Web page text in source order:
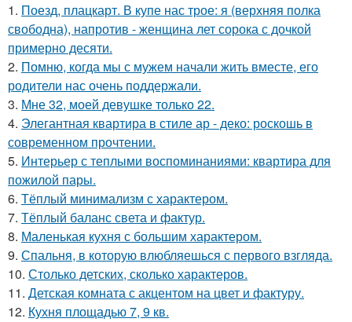
1. Поезд, плацкарт. В купе нас трое: я (верхняя полка
свободна), напротив - женщина лет сорока с дочкой
примерно десяти.
2. Помню, когда мы с мужем начали жить вместе, его
родители нас очень поддержали.
3. Мне 32, моей девушке только 22.
4. Элегантная квартира в стиле ар - деко: роскошь в
современном прочтении.
5. Интерьер с теплыми воспоминаниями: квартира для
пожилой пары.
6. Тёплый минимализм с характером.
7. Тёплый баланс света и фактур.
8. Маленькая кухня с большим характером.
9. Спальня, в которую влюбляешься с первого взгляда.
10. Столько детских, сколько характеров.
11. Детская комната с акцентом на цвет и фактуру.
12. Кухня площадью 7, 9 кв.